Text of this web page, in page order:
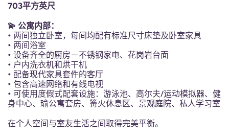
703平方英尺
💫 公寓内部：
• 两间独立卧室，每间均配有标准尺寸床垫及卧室家具
• 两间浴室
• 设备齐全的厨房－不锈钢家电、花岗岩台面
• 户内洗衣机和烘干机
• 配备现代家具套件的客厅
• 包含高速网络和有线电视
• 可使用度假式配套设施：游泳池、高尔夫/运动模拟器、健
身中心、瑜公寓套房、篝火休息区、景观庭院、私人学习室
在个人空间与室友生活之间取得完美平衡。